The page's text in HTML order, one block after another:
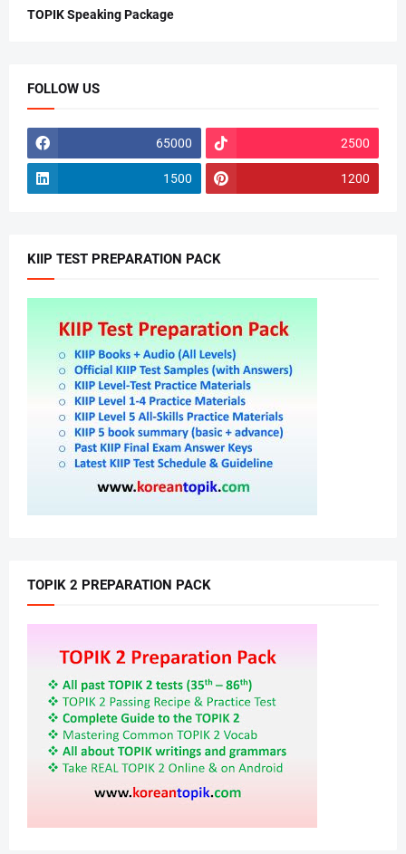
TOPIK Speaking Package
FOLLOW US
65000 2500
1500 1200
KIIP TEST PREPARATION PACK
TOPIK 2 PREPARATION PACK